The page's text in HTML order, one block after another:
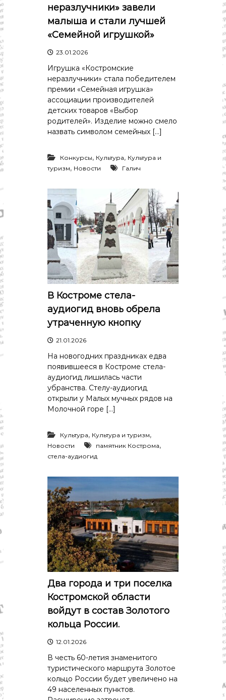
неразлучники» завели
малыша и стали лучшей
«Семейной игрушкой»
23.01.2026
Игрушка «Костромские
неразлучники» стала победителем
премии «Семейная игрушка»
ассоциации производителей
детских товаров «Выбор
родителей». Изделие можно смело
назвать символом семейных […]
Конкурсы, Культура, Культура и
туризм, Новости Галич
В Костроме стела-
аудиогид вновь обрела
утраченную кнопку
21.01.2026
На новогодних праздниках едва
появившееся в Костроме стела-
аудиогид лишилась части
убранства. Стелу-аудиогид
открыли у Малых мучных рядов на
Молочной горе […]
Культура, Культура и туризм,
Новости памятник Кострома,
стела-аудиогид
Два города и три поселка
Костромской области
войдут в состав Золотого
кольца России.
12.01.2026
В честь 60-летия знаменитого
туристического маршрута Золотое
кольцо России будет увеличено на
49 населенных пунктов.